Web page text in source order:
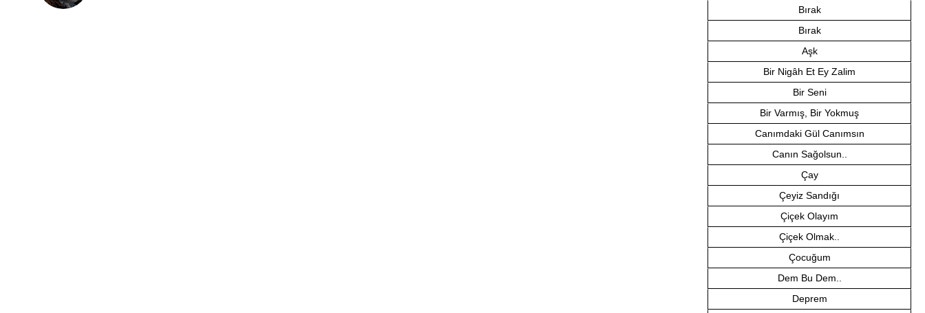
Bırak
Bırak
Aşk
Bir Nigâh Et Ey Zalim
Bir Seni
Bir Varmış, Bir Yokmuş
Canımdaki Gül Canımsın
Canın Sağolsun..
Çay
Çeyiz Sandığı
Çiçek Olayım
Çiçek Olmak..
Çocuğum
Dem Bu Dem..
Deprem